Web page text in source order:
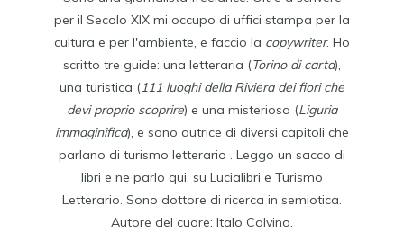
per il Secolo XIX mi occupo di uffici stampa per la
cultura e per l'ambiente, e faccio la copywriter. Ho
scritto tre guide: una letteraria (Torino di carta),
una turistica (111 luoghi della Riviera dei fiori che
devi proprio scoprire) e una misteriosa (Liguria
immaginifica), e sono autrice di diversi capitoli che
parlano di turismo letterario . Leggo un sacco di
libri e ne parlo qui, su Lucialibri e Turismo
Letterario. Sono dottore di ricerca in semiotica.
Autore del cuore: Italo Calvino.